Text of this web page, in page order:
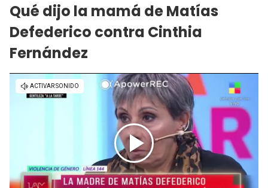
Qué dijo la mamá de Matías
Defederico contra Cinthia
Fernández